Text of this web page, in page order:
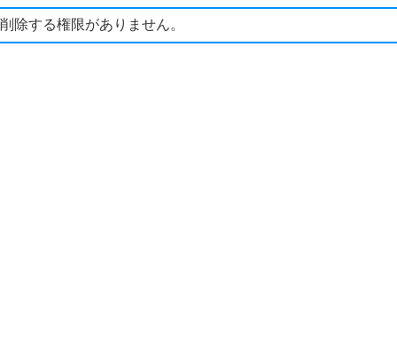
削除する権限がありません。